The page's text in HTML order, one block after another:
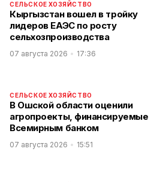
СЕЛЬСКОЕ ХОЗЯЙСТВО
Кыргызстан вошел в тройку
лидеров ЕАЭС по росту
сельхозпроизводства
07 августа 2026 17:36
СЕЛЬСКОЕ ХОЗЯЙСТВО
В Ошской области оценили
агропроекты, финансируемые
Всемирным банком
07 августа 2026 15:51